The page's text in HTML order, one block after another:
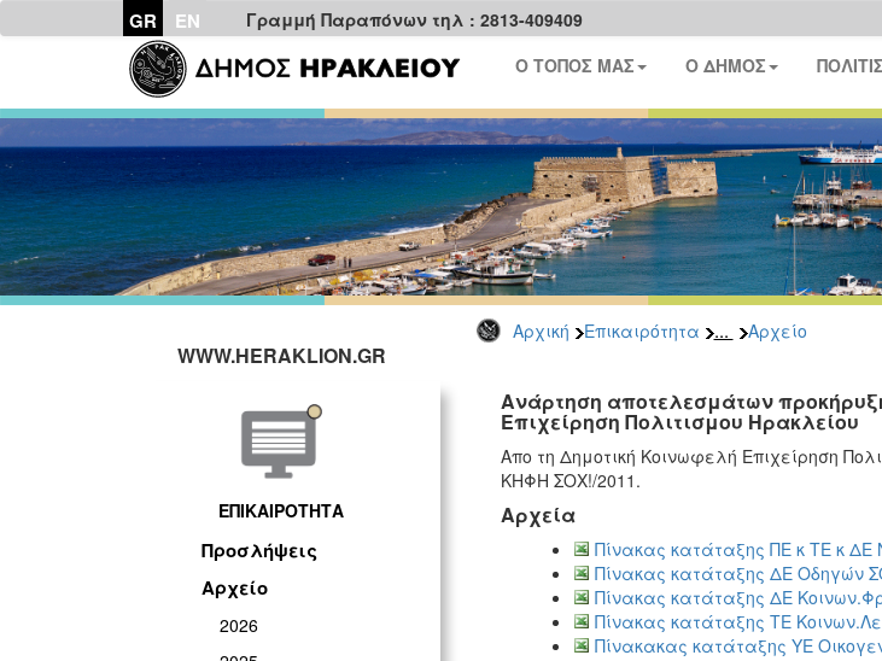
GR EN Γραμμή Παραπόνων τηλ : 2813-409409
Ο ΤΟΠΟΣ ΜΑΣ Ο ΔΗΜΟΣ
Αρχική Επικαιρότητα ... Αρχείο
WWW.HERAKLION.GR
ΕΠΙΚΑΙΡΟΤΗΤΑ
Προσλήψεις
Αρχείο
2026
Ανάρτηση αποτελεσμάτων
Επιχείρηση Πολιτισμου Ηρακλείου
Απο τη Δημοτική Κοινωφελή Επιχείρηση
ΚΗΦΗ ΣΟΧ!/2011.
Αρχεία
Πίνακας κατάταξης ΠΕ κ ΤΕ κ ΔΕ
Πίνακας κατάταξης ΔΕ Οδηγών
Πίνακας κατάταξης ΔΕ
Πίνακας κατάταξης ΤΕ
Πίνακακας κατάταξης ΥΕ